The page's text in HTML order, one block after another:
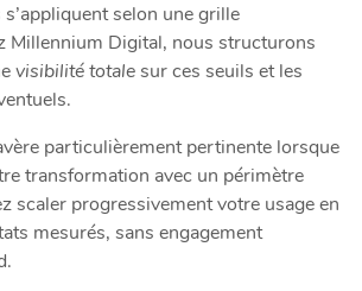
selon une grille
Millennium Digital, nous structurons
visibilité totalesur ces seuils et les
particulièrement pertinente lorsque
transformation avec un périmètre
scaler progressivement votre usage en
mesurés, sans engagement